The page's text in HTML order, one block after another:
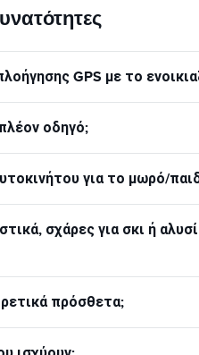
GPS με το
οδηγό;
για το μωρό/
σχάρες για σκι ή
πρόσθετα;